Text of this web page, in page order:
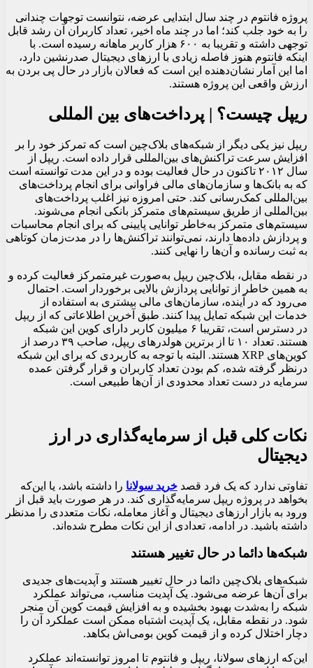
پروژه فانتوم در چند سال ابتدایی عرضه، نتوانست توجهات چندانی
را به خود جلب کند؛ اما در چند ماه اخیر، تعداد کاربران آن رشد قابل
توجهی داشته و تقریبا به ۶۰۰ هزار کاربر ماهانه رسیده است. با
اینکه فانتوم هنوز فاصله زیادی با ارزهای دیجیتال صدرنشین دارد،
اما این آمار نشان‌دهنده این است که فعالان بازار در حال پی بردن به
ارزش واقعی این پروژه هستند.
ریپل چیست؟ | پرداخت‌های بین المللی
ریپل نیز یکی دیگر از شبکه‌های بلاک‌چین است که تمرکز خود را بر
افزایش سرعت تراکنش‌های بین‌المللی قرار داده است. ریپل از
سال ۲۰۱۲ تاکنون در حال فعالیت بوده و در این مدت توانسته است
که به بانک‌ها و سازمان‌های مالی فراوانی برای انجام پرداخت‌های
بین‌المللی کمک‌رسانی کند. حتی امروزه نیز اغلب پرداخت‌های
بین‌المللی از طریق سیستم‌های متمرکز بانکی انجام می‌شوند.
سیستم‌های متمرکز به‌خاطر توانایی پایینی که برای انجام محاسبات
و پردازش داده‌ها دارند، نمی‌توانند تراکنش‌ها را در مدت‌زمان کوتاهی
به ثبت رسانده و آن‌ها را نهایی کنند.
در نقطه مقابل، بلاک‌چین ریپل به‌صورت غیرمتمرکز فعالیت کرده و
به همین خاطر از توانایی پردازش بالایی برخوردار است. احتمال
می‌رود که در آینده، سازمان‌های مالی بیشتری به استفاده از
خدمات این شبکه تمایل پیدا کنند. طبق آخرین اطلاعاتی که از ریپل
در دسترس است،‌ تقریبا ۶ میلیون کاربر دارای کوین این شبکه
هستند. تعداد ۱۰ تا از برترین هولدرهای ریپل، صاحب ۳۹ درصد از
کوین‌های XRP هستند. البته با توجه به کاربردی که برای این شبکه
درنظر گرفته شده، کم بودن تعداد کاربران و قرار گرفتن عمده
سرمایه در دست تعداد محدودی از آن‌ها طبیعی است.
نکات کلی قبل از سرمایه‌گذاری در ارز
دیجیتال
تفاوتی ندارد که یک فرد قصد خرید سولانا را داشته باشد، یا این‌که
بخواهد در پروژه ریپل سرمایه‌گذاری کند. در هر صورت باید قبل از
ورود به بازار ارزهای دیجیتال و آغاز معامله، نکات متعددی را مدنظر
داشته باشید. در ادامه، تعدادی از این نکات مطرح شده‌اند.
شبکه‌ها دائما در حال تغییر هستند
شبکه‌های بلاک‌چین دائما در حال تغییر هستند و آپدیت‌های جدیدی
برای آن‌ها عرضه می‌شود. یک آپدیت مناسب، می‌تواند عملکرد
شبکه را به‌شدت بهبود بخشیده و به افزایش قیمت کوین آن منجر
شود. در نقطه مقابل، یک آپدیت اشتباه ممکن است عملکرد آن را
دچار اختلال کرده و از قیمت کوین بومی‌اش بکاهد.
این‌که ارزهای سولانا، ریپل و فانتوم تا امروز توانسته‌اند عملکرد